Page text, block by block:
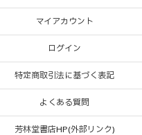
マイアカウント
ログイン
特定商取引法に基づく表記
よくある質問
芳林堂書店HP(外部リンク)